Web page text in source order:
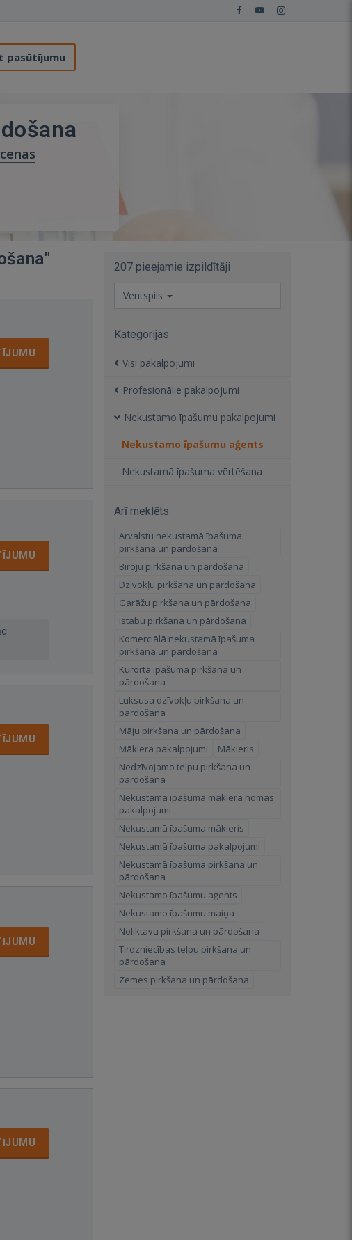
pasūtījumu
207 pieejamie izpildītāji
Ventspils
Kategorijas
Visi pakalpojumi
Profesionālie pakalpojumi
Nekustamo īpašumu pakalpojumi
Nekustamo īpašumu aģents
Nekustamā īpašuma vērtēšana
Arī meklēts
Ārvalstu nekustamā īpašuma
pirkšana un pārdošana
Biroju pirkšana un pārdošana
Dzīvokļu pirkšana un pārdošana
Garāžu pirkšana un pārdošana
Istabu pirkšana un pārdošana
Komerciālā nekustamā īpašuma
pirkšana un pārdošana
Kūrorta īpašuma pirkšana un
pārdošana
Luksusa dzīvokļu pirkšana un
pārdošana
Māju pirkšana un pārdošana
Māklera pakalpojumi
Mākleris
Nedzīvojamo telpu pirkšana un
pārdošana
Nekustamā īpašuma māklera nomas
pakalpojumi
Nekustamā īpašuma mākleris
Nekustamā īpašuma pakalpojumi
Nekustamā īpašuma pirkšana un
pārdošana
Nekustamo īpašumu aģents
Nekustamo īpašumu maiņa
Noliktavu pirkšana un pārdošana
Tirdzniecības telpu pirkšana un
pārdošana
Zemes pirkšana un pārdošana